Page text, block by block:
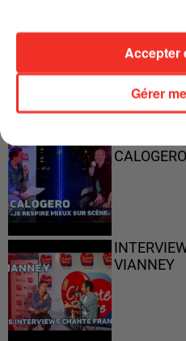
"ON N'EST
PARFAITS"
CALOGERO
VIANNEY
Gérer
Accepter